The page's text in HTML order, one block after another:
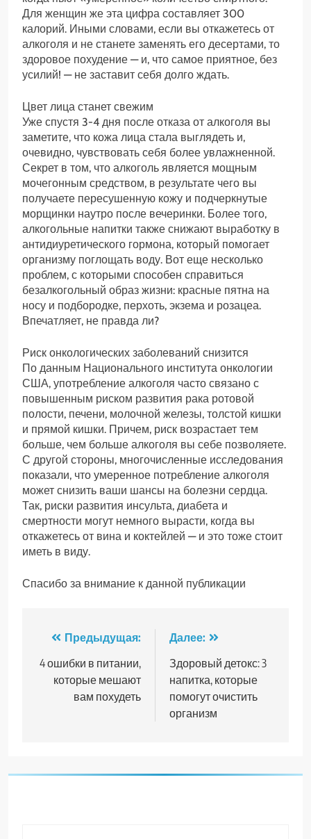
Для женщин же эта цифра составляет 300
калорий. Иными словами, если вы откажетесь от
алкоголя и не станете заменять его десертами, то
здоровое похудение — и, что самое приятное, без
усилий! — не заставит себя долго ждать.
Цвет лица станет свежим
Уже спустя 3-4 дня после отказа от алкоголя вы
заметите, что кожа лица стала выглядеть и,
очевидно, чувствовать себя более увлажненной.
Секрет в том, что алкоголь является мощным
мочегонным средством, в результате чего вы
получаете пересушенную кожу и подчеркнутые
морщинки наутро после вечеринки. Более того,
алкогольные напитки также снижают выработку в
антидиуретического гормона, который помогает
организму поглощать воду. Вот еще несколько
проблем, с которыми способен справиться
безалкогольный образ жизни: красные пятна на
носу и подбородке, перхоть, экзема и розацеа.
Впечатляет, не правда ли?
Риск онкологических заболеваний снизится
По данным Национального института онкологии
США, употребление алкоголя часто связано с
повышенным риском развития рака ротовой
полости, печени, молочной железы, толстой кишки
и прямой кишки. Причем, риск возрастает тем
больше, чем больше алкоголя вы себе позволяете.
С другой стороны, многочисленные исследования
показали, что умеренное потребление алкоголя
может снизить ваши шансы на болезни сердца.
Так, риски развития инсульта, диабета и
смертности могут немного вырасти, когда вы
откажетесь от вина и коктейлей — и это тоже стоит
иметь в виду.
Спасибо за внимание к данной публикации
Навигация
по
записям
Предыдущая:
4 ошибки в питании,
которые мешают
вам похудеть
Далее:
Здоровый детокс: 3
напитка, которые
помогут очистить
организм